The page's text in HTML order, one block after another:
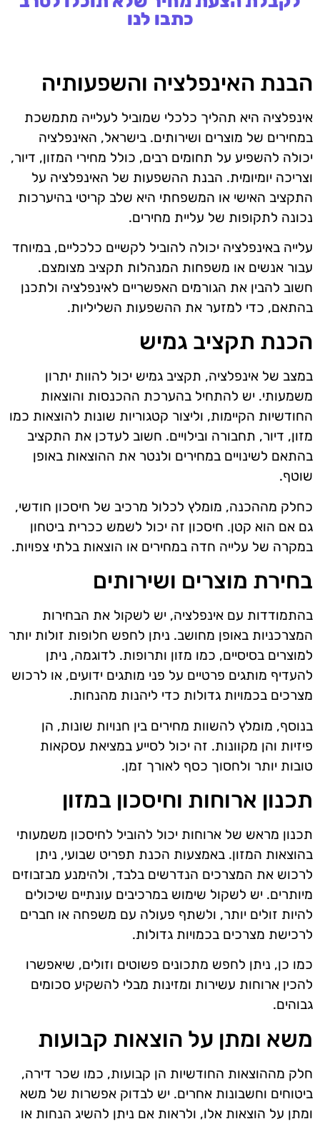
כתבו לנו
הבנת האינפלציה והשפעותיה
אינפלציה היא תהליך כלכלי שמוביל לעלייה מתמשכת
במחירים של מוצרים ושירותים. בישראל, האינפלציה
יכולה להשפיע על תחומים רבים, כולל מחירי המזון, דיור,
וצריכה יומיומית. הבנת ההשפעות של האינפלציה על
התקציב האישי או המשפחתי היא שלב קריטי בהיערכות
נכונה לתקופות של עליית מחירים.
עלייה באינפלציה יכולה להוביל לקשיים כלכליים, במיוחד
עבור אנשים או משפחות המנהלות תקציב מצומצם.
חשוב להבין את הגורמים האפשריים לאינפלציה ולתכנן
בהתאם, כדי למזער את ההשפעות השליליות.
הכנת תקציב גמיש
במצב של אינפלציה, תקציב גמיש יכול להוות יתרון
משמעותי. יש להתחיל בהערכת ההכנסות והוצאות
החודשיות הקיימות, וליצור קטגוריות שונות להוצאות כמו
מזון, דיור, תחבורה ובילויים. חשוב לעדכן את התקציב
בהתאם לשינויים במחירים ולנטר את ההוצאות באופן
שוטף.
כחלק מההכנה, מומלץ לכלול מרכיב של חיסכון חודשי,
גם אם הוא קטן. חיסכון זה יכול לשמש ככרית ביטחון
במקרה של עלייה חדה במחירים או הוצאות בלתי צפויות.
בחירת מוצרים ושירותים
בהתמודדות עם אינפלציה, יש לשקול את הבחירות
המצרכניות באופן מחושב. ניתן לחפש חלופות זולות יותר
למוצרים בסיסיים, כמו מזון ותרופות. לדוגמה, ניתן
להעדיף מותגים פרטיים על פני מותגים ידועים, או לרכוש
מצרכים בכמויות גדולות כדי ליהנות מהנחות.
בנוסף, מומלץ להשוות מחירים בין חנויות שונות, הן
פיזיות והן מקוונות. זה יכול לסייע במציאת עסקאות
טובות יותר ולחסוך כסף לאורך זמן.
תכנון ארוחות וחיסכון במזון
תכנון מראש של ארוחות יכול להוביל לחיסכון משמעותי
בהוצאות המזון. באמצעות הכנת תפריט שבועי, ניתן
לרכוש את המצרכים הנדרשים בלבד, ולהימנע מבזבוזים
מיותרים. יש לשקול שימוש במרכיבים עונתיים שיכולים
להיות זולים יותר, ולשתף פעולה עם משפחה או חברים
לרכישת מצרכים בכמויות גדולות.
כמו כן, ניתן לחפש מתכונים פשוטים וזולים, שיאפשרו
להכין ארוחות עשירות ומזינות מבלי להשקיע סכומים
גבוהים.
משא ומתן על הוצאות קבועות
חלק מההוצאות החודשיות הן קבועות, כמו שכר דירה,
ביטוחים וחשבונות אחרים. יש לבדוק אפשרות של משא
ומתן על הוצאות אלו, ולראות אם ניתן להשיג הנחות או